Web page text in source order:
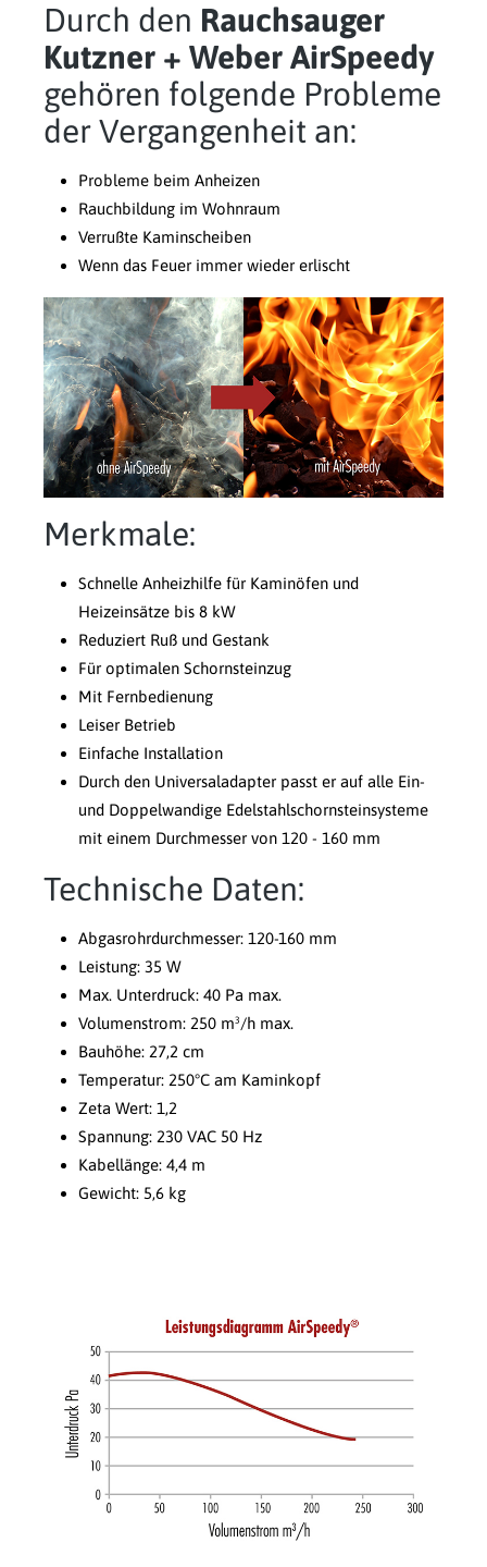
Durch den Rauchsauger
Kutzner + Weber AirSpeedy
gehören folgende Probleme
der Vergangenheit an:
Probleme beim Anheizen
Rauchbildung im Wohnraum
Verrußte Kaminscheiben
Wenn das Feuer immer wieder erlischt
Merkmale:
Schnelle Anheizhilfe für Kaminöfen und
Heizeinsätze bis 8 kW
Reduziert Ruß und Gestank
Für optimalen Schornsteinzug
Mit Fernbedienung
Leiser Betrieb
Einfache Installation
Durch den Universaladapter passt er auf alle Ein-
und Doppelwandige Edelstahlschornsteinsysteme
mit einem Durchmesser von 120 - 160 mm
Technische Daten:
Abgasrohrdurchmesser: 120-160 mm
Leistung: 35 W
Max. Unterdruck: 40 Pa max.
Volumenstrom: 250 m³/h max.
Bauhöhe: 27,2 cm
Temperatur: 250°C am Kaminkopf
Zeta Wert: 1,2
Spannung: 230 VAC 50 Hz
Kabellänge: 4,4 m
Gewicht: 5,6 kg